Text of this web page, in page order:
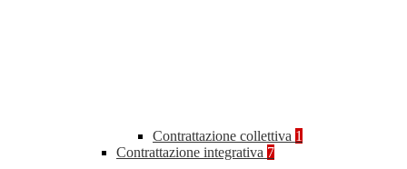
Contrattazione collettiva 1
Contrattazione integrativa 7